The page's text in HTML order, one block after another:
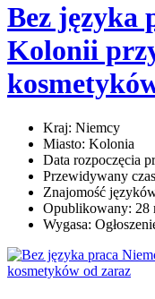
Bez języka
Kolonii
Kraj: Niemcy
Miasto: Kolonia
Data rozpoczęcia
Przewidywany
Znajomość
Opublikowany: 28
Wygasa: